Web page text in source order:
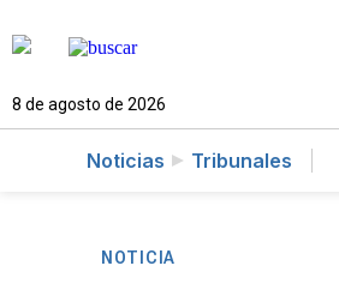
8 de agosto de 2026
Noticias Tribunales
NOTICIA